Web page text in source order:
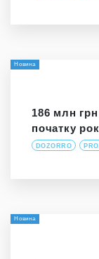
Новина
186 млн
початку
DOZORRO
Новина